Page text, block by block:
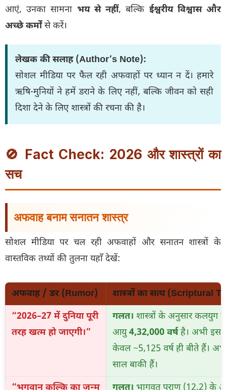
आएं, उनका सामना भय से नहीं, बल्कि ईश्वरीय विश्वास और
अच्छे कर्मोंसे करें।
लेखक की सलाह (Author’s Note):
सोशल मीडिया पर फैल रही अफवाहों पर ध्यान न दें। हमारे
ऋषि-मुनियों ने हमें डराने के लिए नहीं, बल्कि जीवन को सही
दिशा देने के लिए शास्त्रों की रचना की है।
🚫 Fact Check: 2026 और शास्त्रों का
सच
अफवाह बनाम सनातन शास्त्र
सोशल मीडिया पर चल रही अफवाहों और सनातन शास्त्रों के
वास्तविक तथ्यों की तुलना यहाँ देखें:
अफवाह / डर (Rumor)
शास्त्रों का सत्य (Scriptural
“2026–27 में दुनिया पूरी
तरह खत्म हो जाएगी।”
गलत। शास्त्रों के अनुसार कलयुग
आयु4,32,000 वर्षहै। अभी
केवल ~5,125 वर्ष ही बीते हैं।
साल बाकी हैं।
“भगवान कल्कि का जन्म
गलत। भागवत पुराण (12.2) के